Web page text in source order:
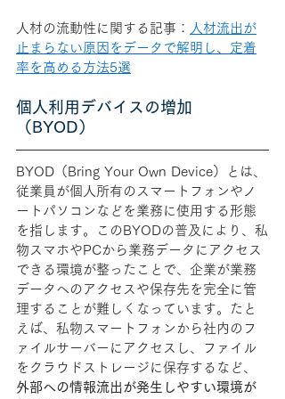
人材の流動性に関する記事： 人材流出が
止まらない原因をデータで解明し、定着
率を高める方法5選
個人利用デバイスの増加
（BYOD）
BYOD（Bring Your Own Device）とは、
従業員が個人所有のスマートフォンやノ
ートパソコンなどを業務に使用する形態
を指します。このBYODの普及により、私
物スマホやPCから業務データにアクセス
できる環境が整ったことで、企業が業務
データへのアクセスや保存先を完全に管
理することが難しくなっています。たと
えば、私物スマートフォンから社内のフ
ァイルサーバーにアクセスし、ファイル
をクラウドストレージに保存するなど、
外部への情報流出が発生しやすい環境が